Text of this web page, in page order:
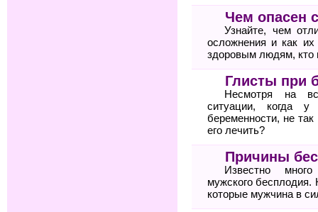
Чем опасен
Узнайте, чем
осложнения и как
здоровым людям, кто
Глисты при
Несмотря на
ситуации, когда
беременности, не
его лечить?
Причины
Известно
мужского бесплодия.
которые мужчина в